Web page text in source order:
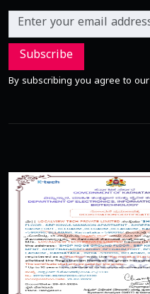
Subscribe
By subscribing you agree to our